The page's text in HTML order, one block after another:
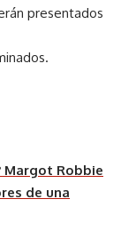
presentados
Margot Robbie
de una